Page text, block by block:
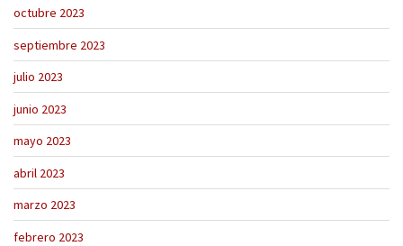
octubre 2023
septiembre 2023
julio 2023
junio 2023
mayo 2023
abril 2023
marzo 2023
febrero 2023